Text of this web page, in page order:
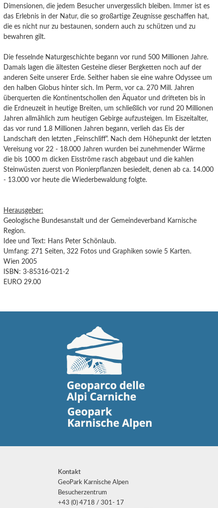
Dimensionen, die jedem Besucher unvergesslich bleiben. Immer ist es
das Erlebnis in der Natur, die so großartige Zeugnisse geschaffen hat,
die es nicht nur zu bestaunen, sondern auch zu schützen und zu
bewahren gilt.
Die fesselnde Naturgeschichte begann vor rund 500 Millionen Jahre.
Damals lagen die ältesten Gesteine dieser Bergketten noch auf der
anderen Seite unserer Erde. Seither haben sie eine wahre Odyssee um
den halben Globus hinter sich. Im Perm, vor ca. 270 Mill. Jahren
überquerten die Kontinentschollen den Äquator und drifteten bis in
die Erdneuzeit in heutige Breiten, um schließlich vor rund 20 Millionen
Jahren allmählich zum heutigen Gebirge aufzusteigen. Im Eiszeitalter,
das vor rund 1.8 Millionen Jahren begann, verlieh das Eis der
Landschaft den letzten „Feinschliff“. Nach dem Höhepunkt der letzten
Vereisung vor 22 - 18.000 Jahren wurden bei zunehmender Wärme
die bis 1000 m dicken Eisströme rasch abgebaut und die kahlen
Steinwüsten zuerst von Pionierpflanzen besiedelt, denen ab ca. 14.000
- 13.000 vor heute die Wiederbewaldung folgte.
Herausgeber:
Geologische Bundesanstalt und der Gemeindeverband Karnische
Region.
Idee und Text: Hans Peter Schönlaub.
Umfang: 271 Seiten, 322 Fotos und Graphiken sowie 5 Karten.
Wien 2005
ISBN: 3-85316-021-2
EURO 29.00
Kontakt
GeoPark Karnische Alpen
Besucherzentrum
+43 (0) 4718 / 301- 17